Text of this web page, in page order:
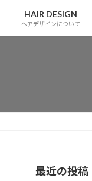
HAIR DESIGN
ヘアデザインについて
最近の投稿